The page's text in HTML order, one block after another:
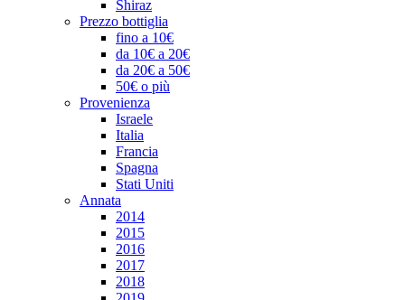
Shiraz
Prezzo bottiglia
fino a 10€
da 10€ a 20€
da 20€ a 50€
50€ o più
Provenienza
Israele
Italia
Francia
Spagna
Stati Uniti
Annata
2014
2015
2016
2017
2018